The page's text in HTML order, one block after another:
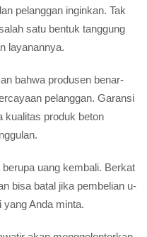
pelanggan inginkan. Tak
satu bentuk tanggung
layanannya.
bahwa produsen benar-
pelanggan. Garansi
kualitas produk beton
uang kembali. Berkat
bisa batal jika pembelian u-
Anda minta.